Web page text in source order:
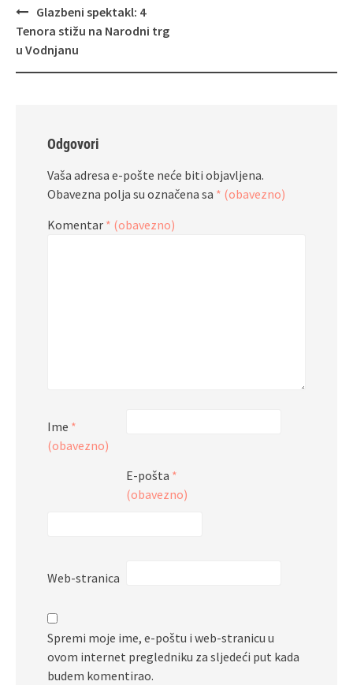
Navigacija
objava
Glazbeni spektakl: 4
Tenora stižu na Narodni trg
u Vodnjanu
Odgovori
Vaša adresa e-pošte neće biti objavljena.
Obavezna polja su označena sa * (obavezno)
Komentar * (obavezno)
Ime *
(obavezno)
E-pošta *
(obavezno)
Web-stranica
Spremi moje ime, e-poštu i web-stranicu u
ovom internet pregledniku za sljedeći put kada
budem komentirao.